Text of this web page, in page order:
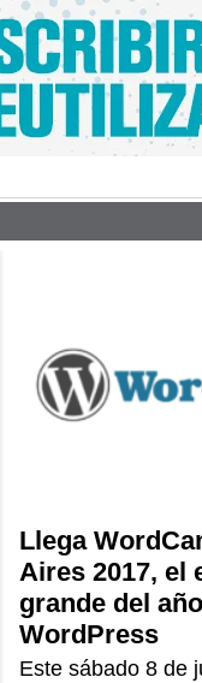
Llega
Aires 2017, el
grande del
WordPress
Este sábado 8 de